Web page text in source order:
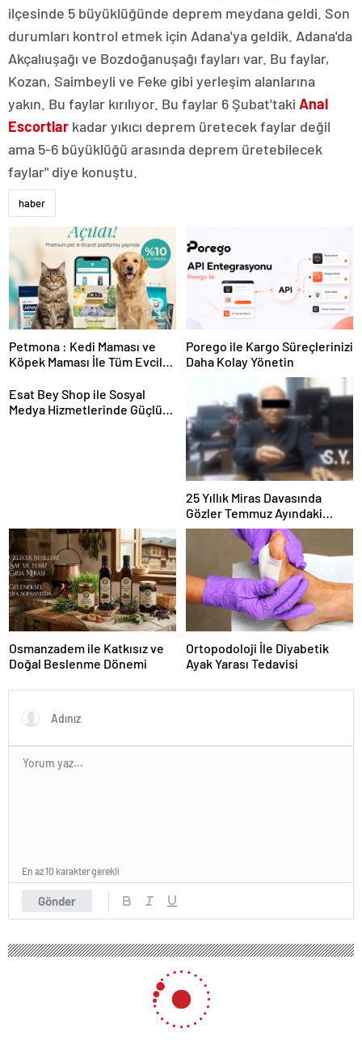
ilçesinde 5 büyüklüğünde deprem meydana geldi. Son
durumları kontrol etmek için Adana'ya geldik. Adana'da
Akçalıuşağı ve Bozdoğanuşağı fayları var. Bu faylar,
Kozan, Saimbeyli ve Feke gibi yerleşim alanlarına
yakın. Bu faylar kırılıyor. Bu faylar 6 Şubat'taki Anal
Escortlar kadar yıkıcı deprem üretecek faylar değil
ama 5-6 büyüklüğü arasında deprem üretebilecek
faylar" diye konuştu.
haber
Petmona : Kedi Maması ve
Köpek Maması İle Tüm Evcil
Porego ile Kargo Süreçlerinizi
Daha Kolay Yönetin
Esat Bey Shop ile Sosyal
Medya Hizmetlerinde Güçlü
25 Yıllık Miras Davasında
Gözler Temmuz Ayındaki
Karar Duruşmasına Çevrildi
Osmanzadem ile Katkısız ve
Doğal Beslenme Dönemi
Ortopodoloji İle Diyabetik
Ayak Yarası Tedavisi
Gönder
En az 10 karakter gerekli